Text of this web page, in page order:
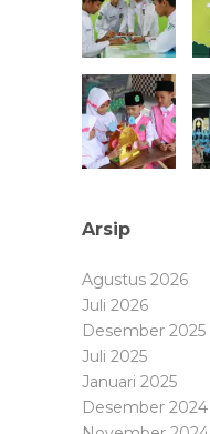
Arsip
Agustus 2026
Juli 2026
Desember 2025
Juli 2025
Januari 2025
Desember 2024